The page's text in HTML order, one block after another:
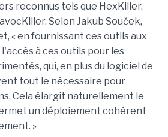
reconnus tels que HexKiller,
Selon Jakub Souček,
« en fournissant ces outils aux
à ces outils pour les
qui, en plus du logiciel de
tout le nécessaire pour
Cela élargit naturellement le
un déploiement cohérent
»